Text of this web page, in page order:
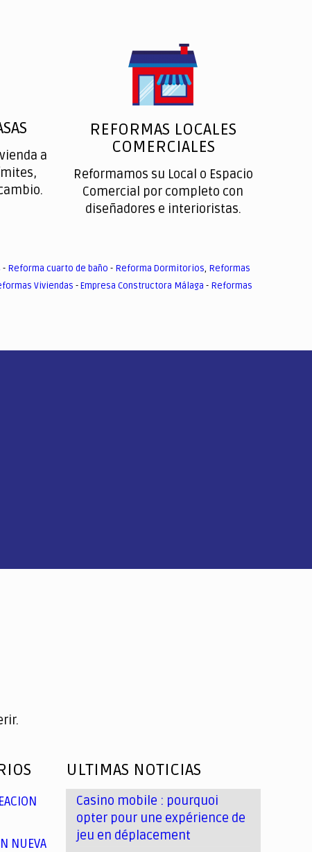
a
REFORMAS LOCALES
COMERCIALES
Reformamos su Local o Espacio
Comercial por completo con
diseñadores e interioristas.
- Reforma cuarto de baño - Reforma Dormitorios, Reformas
Viviendas -Empresa Constructora Málaga - Reformas
NUEVA
ULTIMAS NOTICIAS
Casino mobile : pourquoi
opter pour une expérience de
jeu en déplacement